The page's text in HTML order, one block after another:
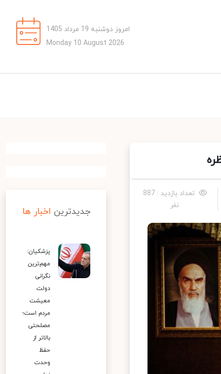
امروز دوشنبه 19 مرداد 1405
Monday 10 August 2026
تعداد بازدید : 887
نفر
جدیدترین اخبار ها
پزشکیان:
مهم‌ترین
نگرانی
دولت
معیشت
مردم است؛
مصلحتی
بالاتر از
حفظ
وحدت